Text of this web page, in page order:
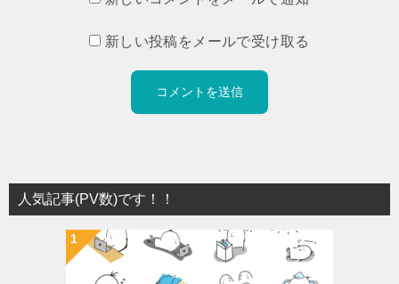
新しい投稿をメールで受け取る
人気記事(PV数)です！！